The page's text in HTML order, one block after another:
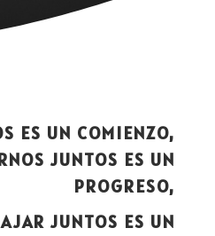
ES UN COMIENZO,
JUNTOS ES UN
PROGRESO,
JUNTOS ES UN